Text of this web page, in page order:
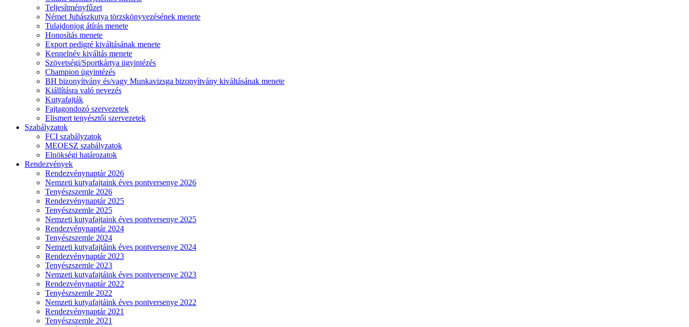
Teljesítményfűzet
Német Juhászkutya törzskönyvezésének menete
Tulajdonjog átírás menete
Honosítás menete
Export pedigré kiváltásának menete
Kennelnév kiváltás menete
Szövetségi/Sportkártya ügyintézés
Champion ügyintézés
BH bizonyítvány és/vagy Munkavizsga bizonyítvány kiváltásának menete
Kiállításra való nevezés
Kutyafajták
Fajtagondozó szervezetek
Elismert tenyésztői szervezetek
Szabályzatok
FCI szabályzatok
MEOESZ szabályzatok
Elnökségi határozatok
Rendezvények
Rendezvénynaptár 2026
Nemzeti kutyafajtaink éves pontversenye 2026
Tenyészszemle 2026
Rendezvénynaptár 2025
Tenyészszemle 2025
Nemzeti kutyafajtaink éves pontversenye 2025
Rendezvénynaptár 2024
Tenyészszemle 2024
Nemzeti kutyafajtáink éves pontversenye 2024
Rendezvénynaptár 2023
Tenyészszemle 2023
Nemzeti kutyafajtáink éves pontversenye 2023
Rendezvénynaptár 2022
Tenyészszemle 2022
Nemzeti kutyafajtáink éves pontversenye 2022
Rendezvénynaptár 2021
Tenyészszemle 2021